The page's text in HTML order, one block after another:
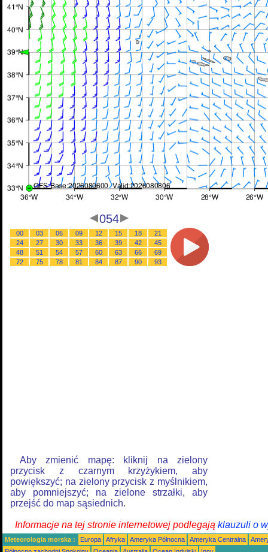
054
00 03 06 09 12 15 18
21
24
27 30 33 36 39 42
45
48
51 54 57 60 63 66
69
72
75 78 81 84 87 90 93
Aby zmienić mapę: kliknij na zielony
przycisk z czarnym krzyżykiem, aby
powiększyć; na zielony przycisk z myślnikiem,
aby pomniejszyć; na zielone strzałki, aby
przejść do map sąsiednich.
Informacje na tej stronie internetowej podlegają klauzuli o
Meteorologia morska : Europa Afryka Ameryka Północna Ameryka Centralna